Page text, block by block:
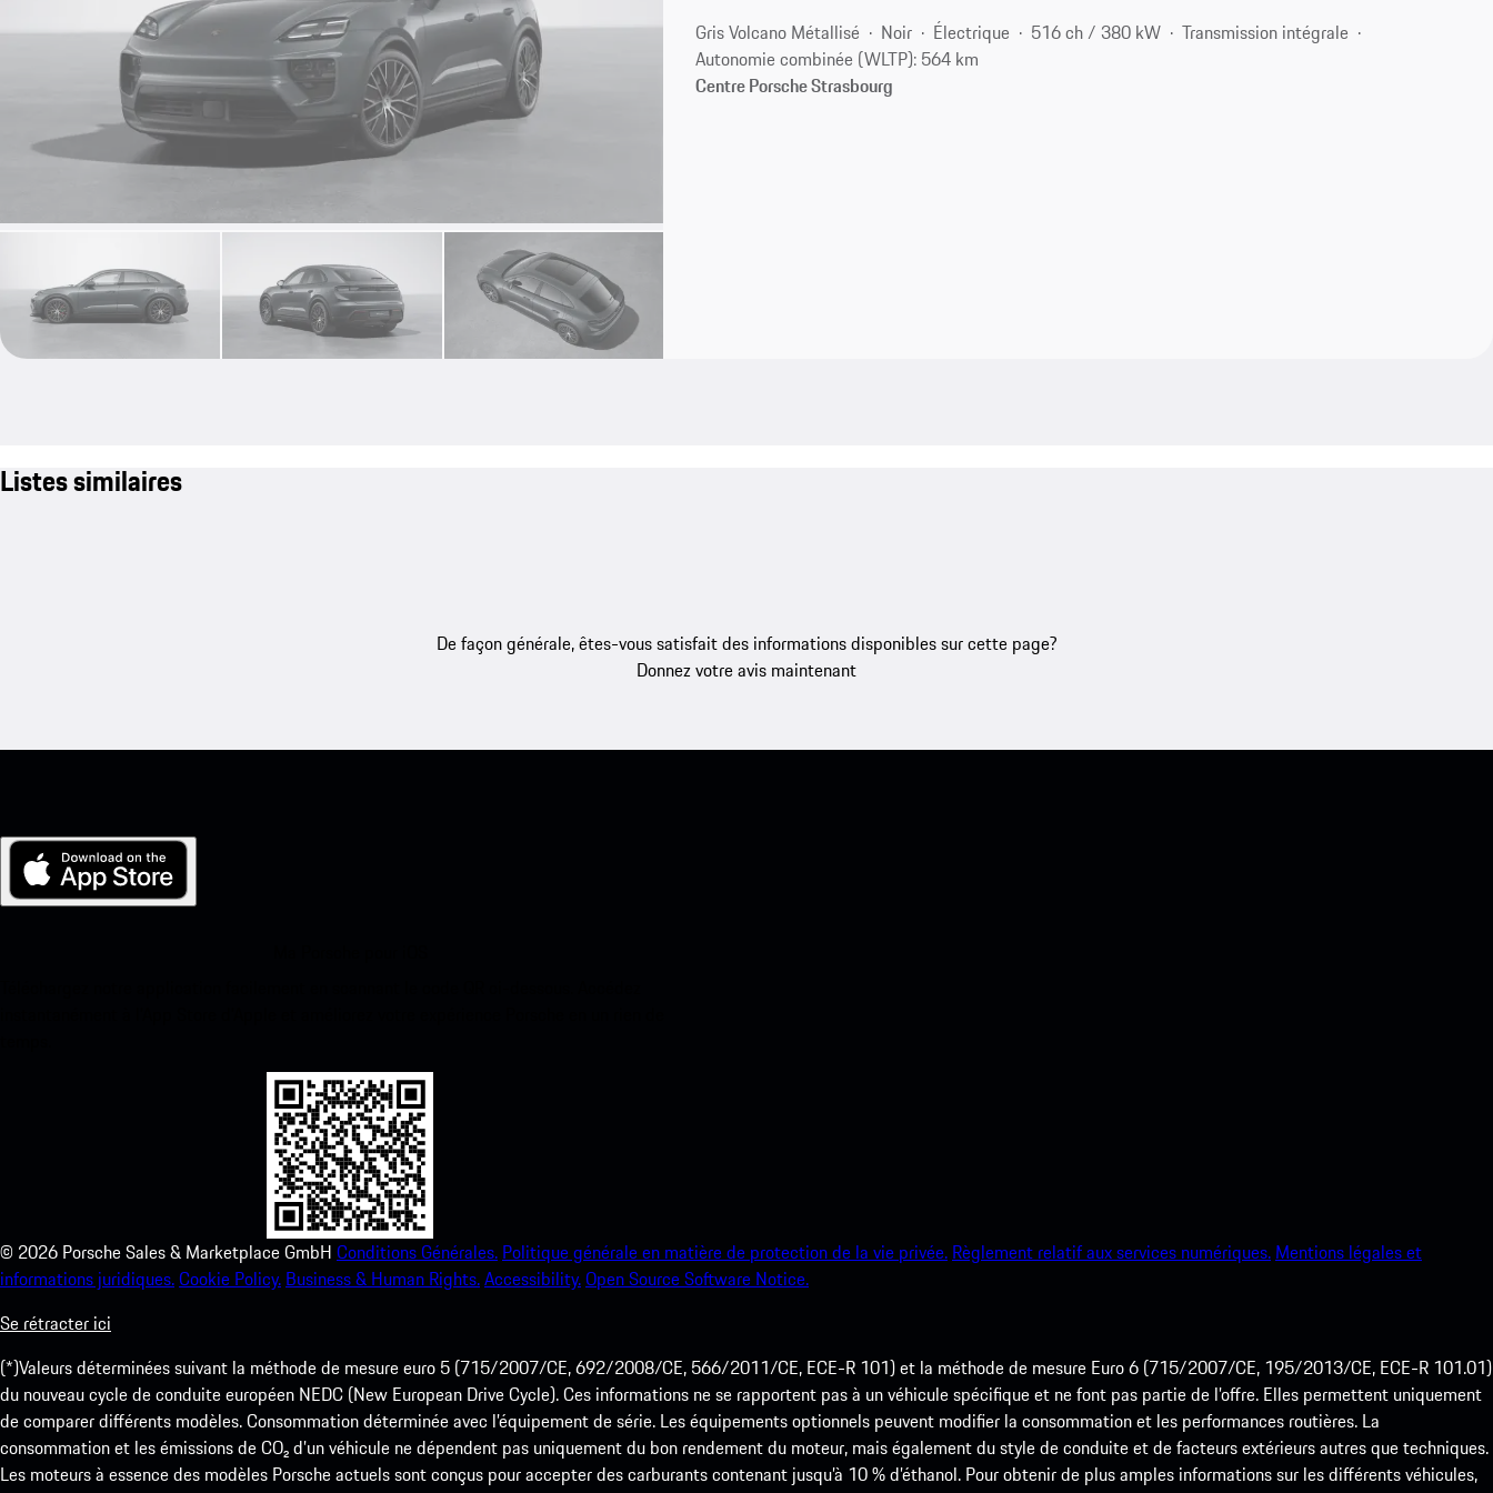
Gris Volcano Métallisé Noir Électrique 516 ch / 380 kW
Transmission intégrale
Autonomie combinée (WLTP): 564 km
Centre Porsche Strasbourg
Listes similaires
De façon générale, êtes-vous satisfait des informations disponibles sur cette page?
Donnez votre avis maintenant
© 2026 Porsche Sales & Marketplace GmbH Conditions Générales. Politique générale en matière de protection de la vie privée. Règlement relatif aux services numériques. Mentions légales et
informations juridiques.Cookie Policy. Business & Human Rights.Accessibility.Open Source Software Notice.
Se rétracter ici
(*)Valeurs déterminées suivant la méthode de mesure euro 5 (715/2007/CE, 692/2008/CE, 566/2011/CE, ECE-R 101) et la méthode de mesure Euro 6 (715/2007/CE, 195/2013/CE, ECE-R 101.01)
du nouveau cycle de conduite européen NEDC (New European Drive Cycle). Ces informations ne se rapportent pas à un véhicule spécifique et ne font pas partie de l’offre. Elles permettent uniquement
de comparer différents modèles. Consommation déterminée avec l’équipement de série. Les équipements optionnels peuvent modifier la consommation et les performances routières. La
consommation et les émissions de CO₂ d’un véhicule ne dépendent pas uniquement du bon rendement du moteur, mais également du style de conduite et de facteurs extérieurs autres que techniques.
Les moteurs à essence des modèles Porsche actuels sont conçus pour accepter des carburants contenant jusqu’à 10 % d’éthanol. Pour obtenir de plus amples informations sur les différents véhicules,